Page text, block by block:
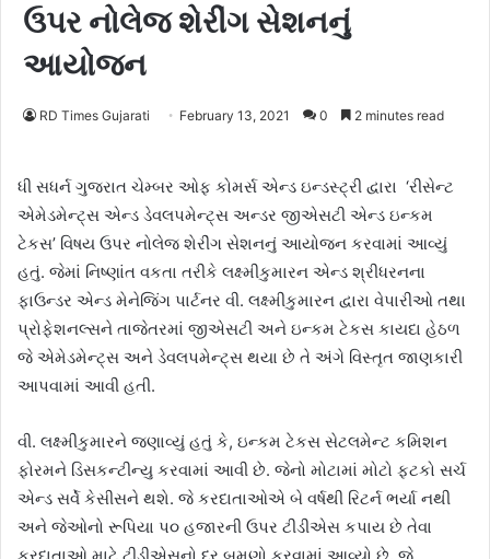
ઉપર નોલેજ શેરીંગ સેશનનું
આયોજન
RD Times Gujarati February 13, 2021 0 2 minutes read
ધી સધર્ન ગુજરાત ચેમ્બર ઓફ કોમર્સ એન્ડ ઇન્ડસ્ટ્રી દ્વારા ‘રીસેન્ટ
એમેડમેન્ટ્‌સ એન્ડ ડેવલપમેન્ટ્‌સ અન્ડર જીએસટી એન્ડ ઇન્કમ
ટેકસ’ વિષય ઉપર નોલેજ શેરીંગ સેશનનું આયોજન કરવામાં આવ્યું
હતું. જેમાં નિષ્ણાંત વકતા તરીકે લક્ષ્મીકુમારન એન્ડ શ્રીધરનના
ફાઉન્ડર એન્ડ મેનેજિંગ પાર્ટનર વી. લક્ષ્મીકુમારન દ્વારા વેપારીઓ તથા
પ્રોફેશનલ્સને તાજેતરમાં જીએસટી અને ઇન્કમ ટેકસ કાયદા હેઠળ
જે એમેડમેન્ટ્‌સ અને ડેવલપમેન્ટ્‌સ થયા છે તે અંગે વિસ્તૃત જાણકારી
આપવામાં આવી હતી.
વી. લક્ષ્મીકુમારને જણાવ્યું હતું કે, ઇન્કમ ટેકસ સેટલમેન્ટ કમિશન
ફોરમને ડિસકન્ટીન્યુ કરવામાં આવી છે. જેનો મોટામાં મોટો ફટકો સર્ચ
એન્ડ સર્વે કેસીસને થશે. જે કરદાતાઓએ બે વર્ષથી રિટર્ન ભર્યા નથી
અને જેઓનો રૂપિયા પ૦ હજારની ઉપર ટીડીએસ કપાય છે તેવા